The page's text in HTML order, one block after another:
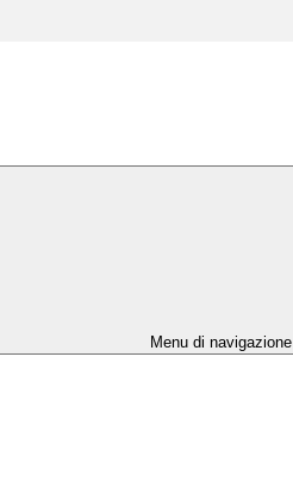
Menu di navigazione